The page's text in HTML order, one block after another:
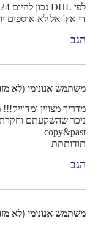
לפי DHL נכון להיום 04.02.2024 חלק של איסוף לא רלוונטי
די אץ' אל לא אוספים
הגב
משתמש אנונימי (לא
מדריך מצויין
ניכר שהשקעתם
copy&past
תודותתת
הגב
משתמש אנונימי (לא